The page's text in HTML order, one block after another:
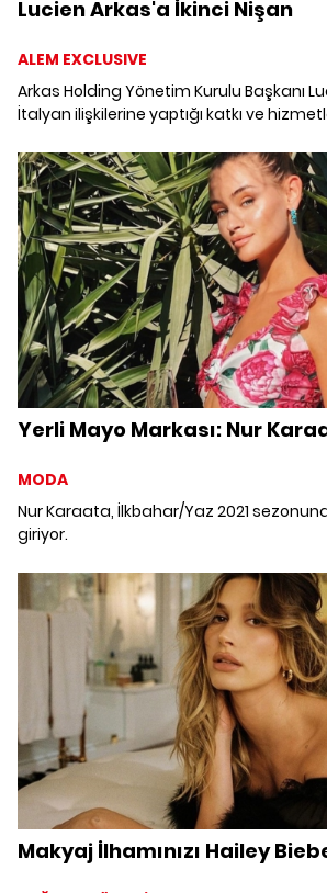
Lucien Arkas'a İkinci Nişan
ALEM EXCLUSIVE
Arkas Holding Yönetim Kurulu Başkanı
İtalyan ilişkilerine yaptığı katkı ve
Yerli Mayo Markası: Nur
MODA
Nur Karaata, İlkbahar/Yaz 2021
giriyor.
Makyaj İlhamınızı Hailey